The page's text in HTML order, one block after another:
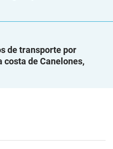
de transporte por
costa de Canelones,